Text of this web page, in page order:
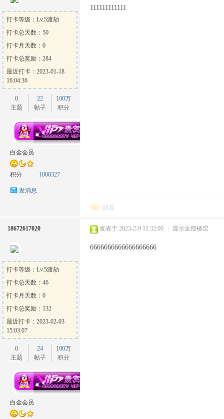
论
打卡等级：Lv.5渡劫
打卡总天数：50
打卡月天数：0
打卡总奖励：284
最近打卡：2023-01-18
16:04:36
0
主题
22
帖子
100万
积分
白金会员
积分 1000327
发消息
111111111111
回复
18672617020
打卡等级：Lv.5渡劫
打卡总天数：46
打卡月天数：0
打卡总奖励：132
最近打卡：2023-02-03
15:03:07
0
主题
24
帖子
100万
积分
白金会员
发表于 2023-2-9 11:32:00 显示全部楼层
6666666666666666666